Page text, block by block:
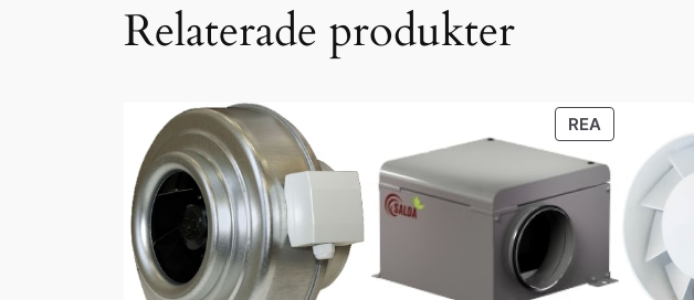
Relaterade produkter
REAPRODUKTER
PÅ
REA